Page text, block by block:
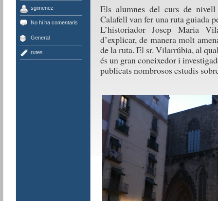
sgimenez
No hi ha comentaris
General
rutes
Els alumnes del curs de
Calafell van fer una ruta guiada
L’historiador Josep Maria
d’explicar, de manera molt
de la ruta. El sr. Vilarrúbia, al
és un gran coneixedor i
publicats nombrosos estudis